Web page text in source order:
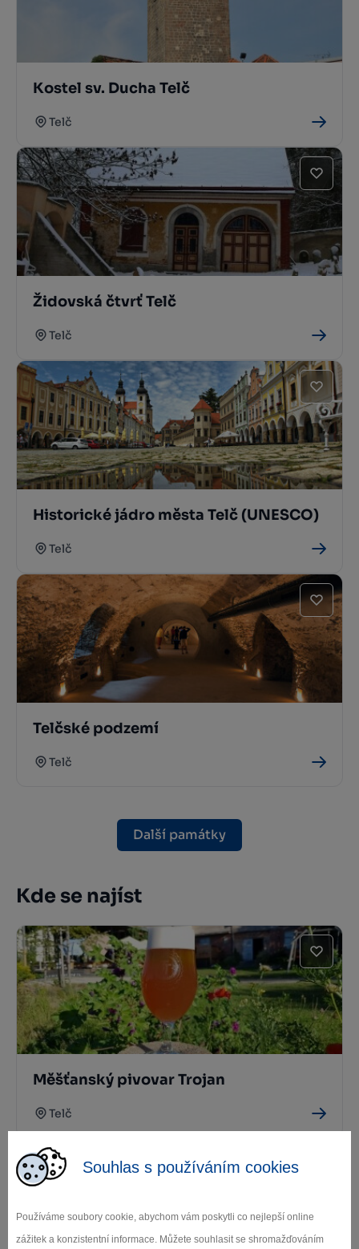
Souhlas s používáním cookies
Používáme soubory cookie, abychom vám poskytli co nejlepší online
zážitek a konzistentní informace. Můžete souhlasit se shromažďováním
Kostel sv. Ducha Telč
Telč
Židovská čtvrť Telč
Telč
Historické jádro města Telč (UNESCO)
Telč
Telčské podzemí
Telč
Další památky
Kde se najíst
Měšťanský pivovar Trojan
Telč